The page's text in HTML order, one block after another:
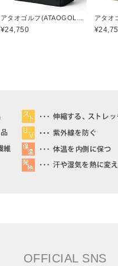
¥24,750
OFFICIAL SNS